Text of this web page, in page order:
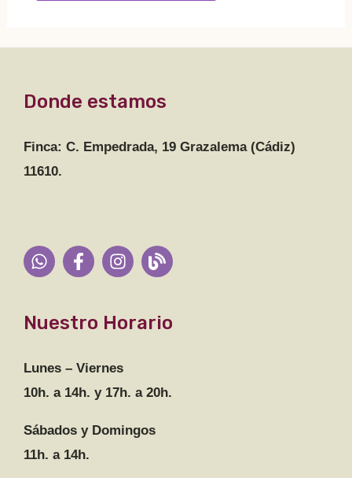
Donde estamos
Finca: C. Empedrada, 19 Grazalema (Cádiz)
11610.
Nuestro Horario
Lunes – Viernes
10h. a 14h. y 17h. a 20h.
Sábados y Domingos
11h. a 14h.